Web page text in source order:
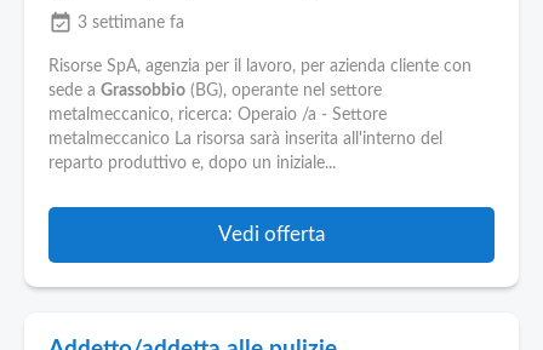
event_available 3 settimane fa
Risorse SpA, agenzia per il lavoro, per azienda cliente con
sede a Grassobbio (BG), operante nel settore
metalmeccanico, ricerca: Operaio /a - Settore
metalmeccanico La risorsa sarà inserita all'interno del
reparto produttivo e, dopo un iniziale...
Vedi offerta